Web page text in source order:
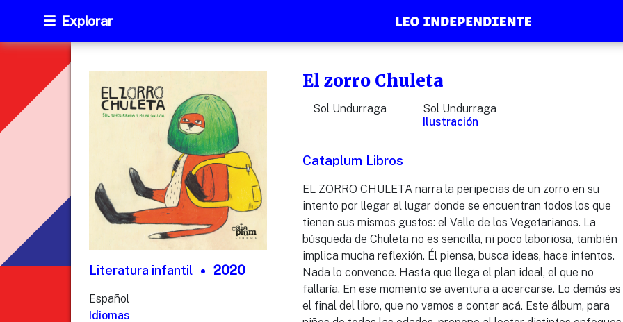
Explorar
Literatura infantil 2020
Español
Idiomas
El zorro Chuleta
Sol Undurraga
Sol Undurraga
Ilustración
Cataplum Libros
EL ZORRO CHULETA narra la peripecias de un zorro en su
intento por llegar al lugar donde se encuentran todos los que
tienen sus mismos gustos: el Valle de los Vegetarianos. La
búsqueda de Chuleta no es sencilla, ni poco laboriosa, también
implica mucha reflexión. Él piensa, busca ideas, hace intentos.
Nada lo convence. Hasta que llega el plan ideal, el que no
fallaría. En ese momento se aventura a acercarse. Lo demás es
el final del libro, que no vamos a contar acá. Este álbum, para